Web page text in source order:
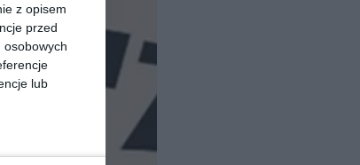
z opisem
przed
osobowych
lub